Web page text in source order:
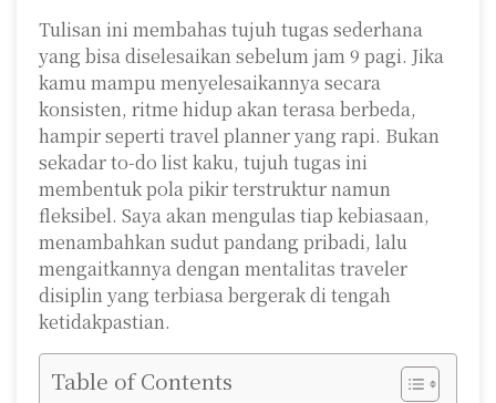
Tulisan ini membahas tujuh tugas sederhana
yang bisa diselesaikan sebelum jam 9 pagi. Jika
kamu mampu menyelesaikannya secara
konsisten, ritme hidup akan terasa berbeda,
hampir seperti travel planner yang rapi. Bukan
sekadar to-do list kaku, tujuh tugas ini
membentuk pola pikir terstruktur namun
fleksibel. Saya akan mengulas tiap kebiasaan,
menambahkan sudut pandang pribadi, lalu
mengaitkannya dengan mentalitas traveler
disiplin yang terbiasa bergerak di tengah
ketidakpastian.
Table of Contents